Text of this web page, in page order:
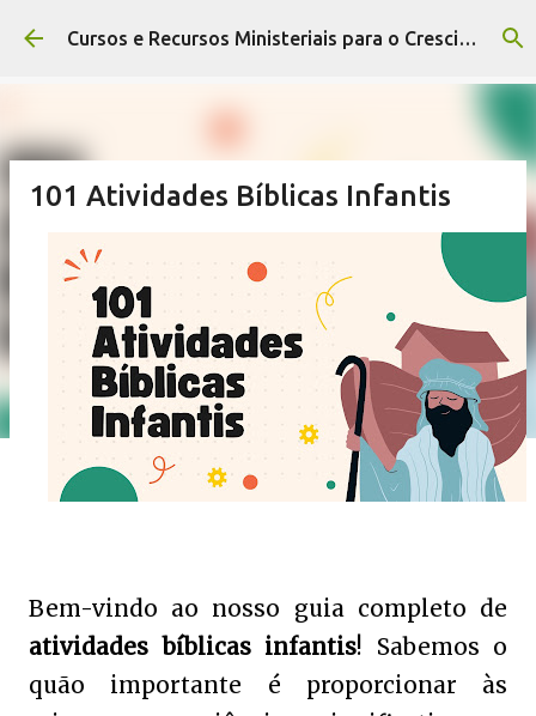
Pular para o conteúdo principal Cursos e Recursos Ministeriais para o Crescimento da Igreja
101 Atividades Bíblicas Infantis
Bem-vindo ao nosso guia completo de
atividades bíblicas infantis! Sabemos o
quão importante é proporcionar às